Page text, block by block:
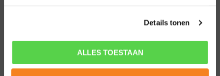
Details tonen
ALLES TOESTAAN
POPULAIRE SPORTEN